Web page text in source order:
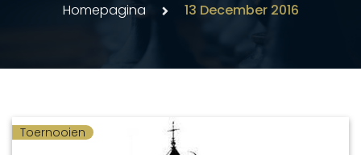
Homepagina 13 December 2016
Toernooien